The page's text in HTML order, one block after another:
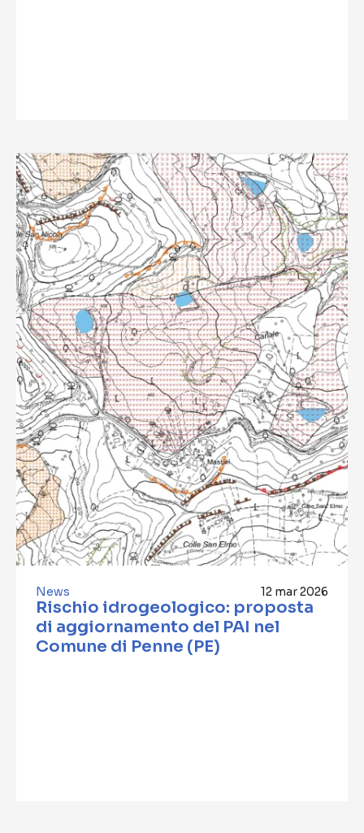
News 12 mar 2026
Rischio idrogeologico: proposta
di aggiornamento del PAI nel
Comune di Penne (PE)